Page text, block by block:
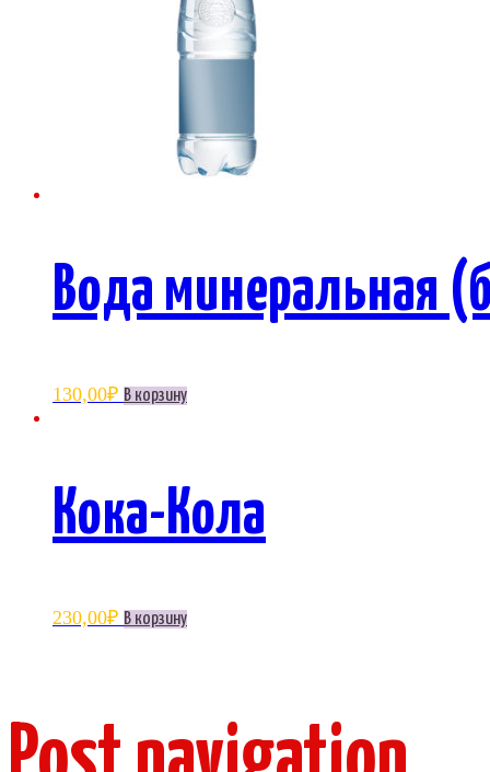
Вода минеральная
130,00₽ В корзину
Кока-Кола
230,00₽ В корзину